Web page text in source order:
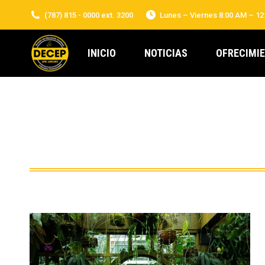
(787) 815 - 0000 ext. 3200 Lunes – Viernes 8:00 AM –
INICIO NOTICIAS